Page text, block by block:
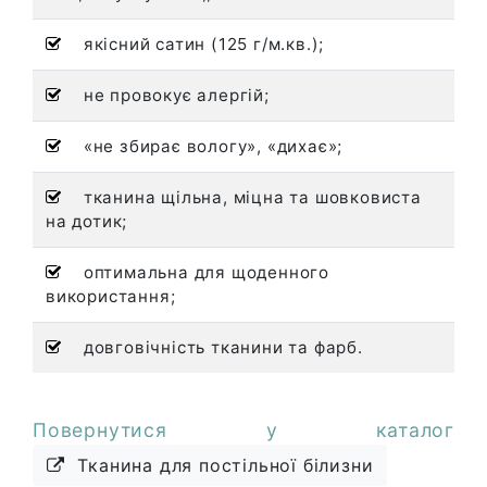
якісний сатин (125 г/м.кв.);
не провокує алергій;
«не збирає вологу», «дихає»;
тканина щільна, міцна та шовковиста
на дотик;
оптимальна для щоденного
використання;
довговічність тканини та фарб.
Повернутися у каталог
Тканина для постільної білизни